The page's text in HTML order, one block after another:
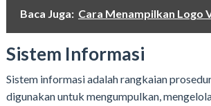
Baca Juga: Cara Menampilkan Logo
Sistem Informasi
Sistem informasi adalah rangkaian
digunakan untuk mengumpulkan,